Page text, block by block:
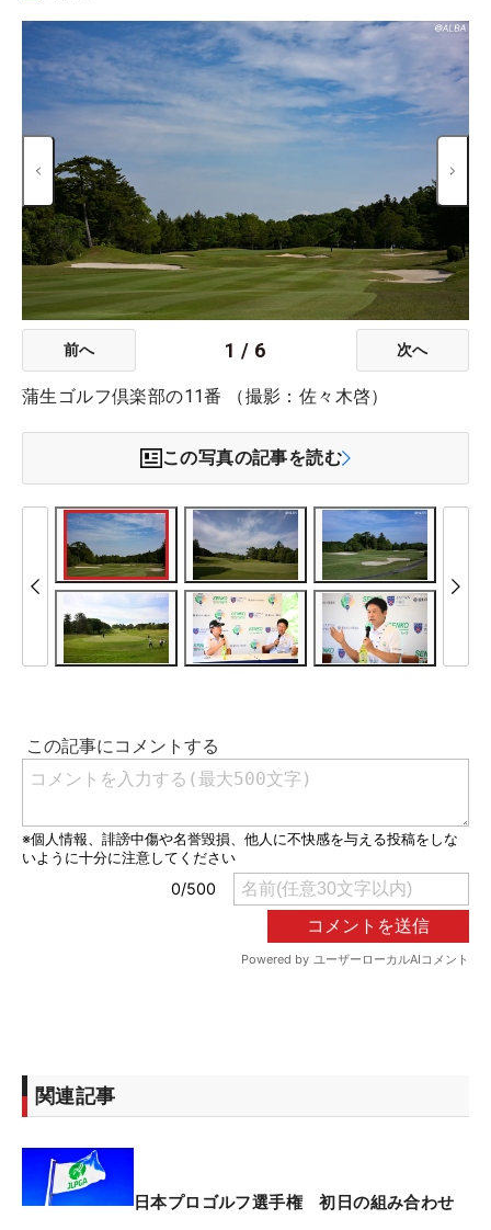
前へ 1 / 6 次へ
蒲生ゴルフ倶楽部の11番 （撮影：佐々木啓）
この写真の記事を読む
関連記事
日本プロゴルフ選手権 初日の組み合わせ